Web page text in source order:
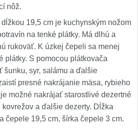
nôž.
19,5 cm je kuchynským nožom
na tenké plátky. Má dlhú a
rukoväť. K úzkej čepeli sa menej
plátky. S pomocou plátkovača
šunku, syr, salámu a ďalšie
presné nakrájanie mäsa, rybieho
možné nakrájať starostlivé dezertné
kovrežov a ďalšie dezerty. Dĺžka
čepele 19,5 cm, šírka čepele 3 cm.